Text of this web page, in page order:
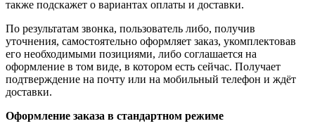
также подскажет о вариантах оплаты и доставки.
По результатам звонка, пользователь либо, получив
уточнения, самостоятельно оформляет заказ, укомплектовав
его необходимыми позициями, либо соглашается на
оформление в том виде, в котором есть сейчас. Получает
подтверждение на почту или на мобильный телефон и ждёт
доставки.
Оформление заказа в стандартном режиме